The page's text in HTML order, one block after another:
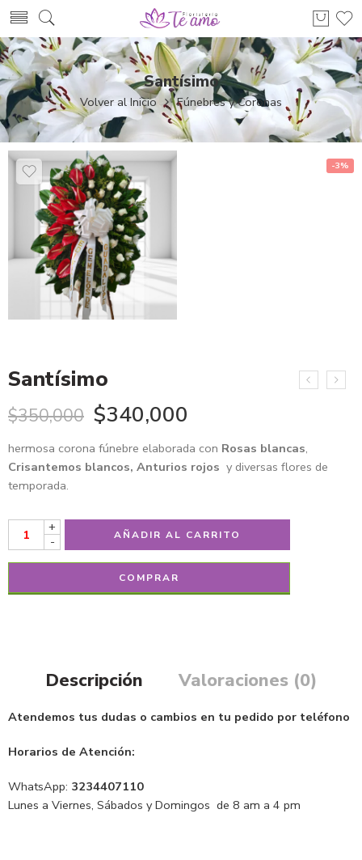
Santísimo
Volver al Inicio Fúnebres y Coronas
-3%
Santísimo
$350,000 $340,000
hermosa corona fúnebre elaborada con Rosas blancas,
Crisantemos blancos, Anturios rojos y diversas flores de
temporada.
+
-
AÑADIR AL CARRITO
COMPRAR
Descripción Valoraciones (0)
Atendemos tus dudas o cambios en tu pedido por teléfono
Horarios de Atención:
WhatsApp: 3234407110
Lunes a Viernes, Sábados y Domingos de 8 am a 4 pm